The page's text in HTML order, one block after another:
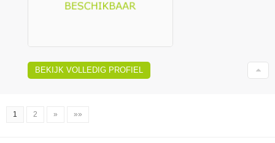
BEKIJK VOLLEDIG PROFIEL
1 2 » »»